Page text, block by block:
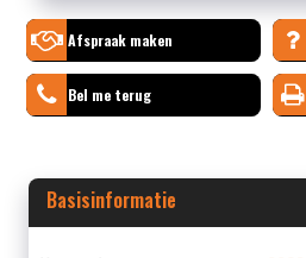
Afspraak maken
Bel me terug
Basisinformatie